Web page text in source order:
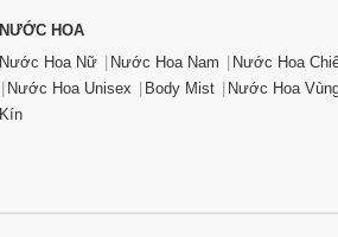
NƯỚC HOA
Nước Hoa Nữ
Nước Hoa Nam
Nước Hoa
Nước Hoa Unisex
Body Mist
Nước Hoa
Kín